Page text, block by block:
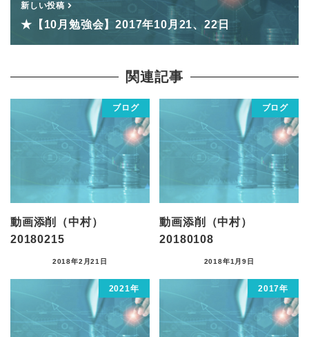
新しい投稿
★【10月勉強会】2017年10月21、22日
関連記事
ブログ
動画添削（中村）
20180215
2018年2月21日
ブログ
動画添削（中村）
20180108
2018年1月9日
2021年 2017年